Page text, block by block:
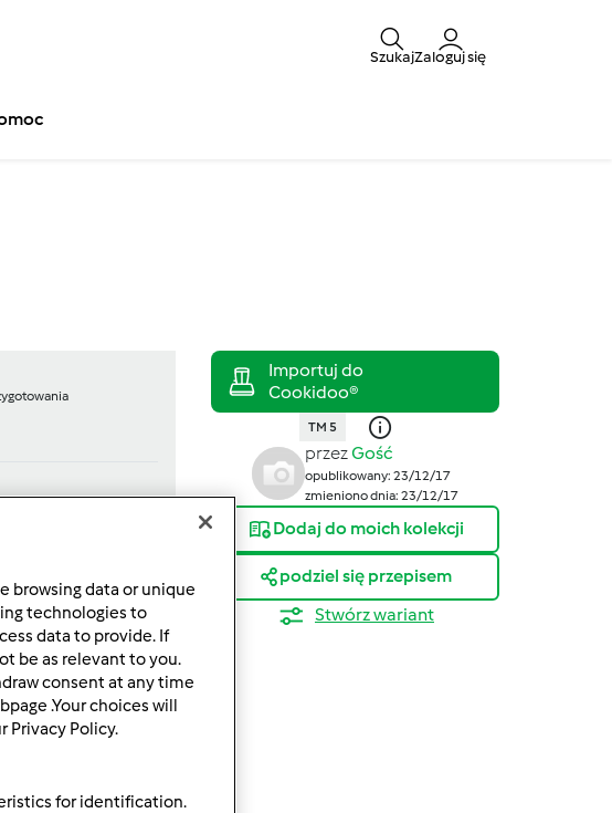
SzukajZaloguj się
porcji
porcje/porcji
TM 5
przezGość
opublikowany: 23/12/17
zmieniono dnia: 23/12/17
Dodaj do moich kolekcji
podziel się przepisem
Stwórz wariant
browsing data or unique
technologies to
data to provide. If
be as relevant to you.
consent at any time
.Your choices will
Privacy Policy.
for identification.